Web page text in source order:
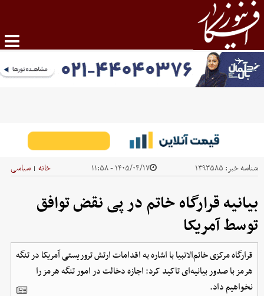
شناسه خبر: ۱۳۹۳۵۸۵ ۱۴۰۵/۰۴/۱۷ - ۱۱:۵۸ خانه | سیاسی
بیانیه قرارگاه خاتم در پی نقض توافق
توسط آمریکا
قرارگاه مرکزی خاتم‌الانبیا با اشاره به اقدامات ارتش تروریستی آمریکا در تنگه
هرمز با صدور بیانیه‌ای تاکید کرد: اجازه دخالت در امور تنگه هرمز را
نخواهیم داد.